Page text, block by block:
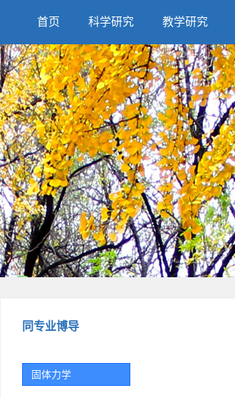
首页 科学研究 教学研究
同专业博导
固体力学